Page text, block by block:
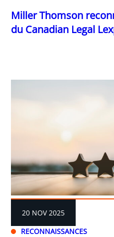
Miller Thomson
du Canadian Legal
RECONNAISSANCES
20 NOV 2025